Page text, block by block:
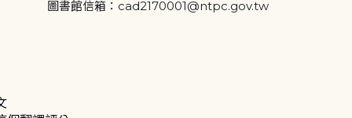
圖書館信箱：cad2170001@ntpc.gov.tw